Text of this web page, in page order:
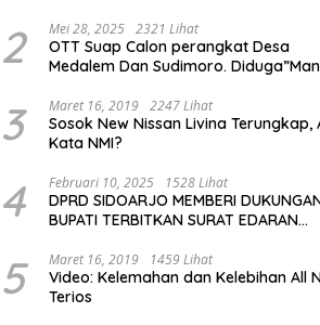
2 Mei 28, 2025 2321 Lihat
OTT Suap Calon perangkat Desa
Medalem Dan Sudimoro.
3 Maret 16, 2019 2247 Lihat
Sosok New Nissan Livina Terungkap,
Kata NMI?
4 Februari 10, 2025 1528 Lihat
DPRD SIDOARJO MEMBERI
BUPATI TERBITKAN SURAT EDARAN
(ODL) TK, PAUD, SD, SMP/MTS KELUAR
KOTA
5 Maret 16, 2019 1459 Lihat
Video: Kelemahan dan Kelebihan All
Terios